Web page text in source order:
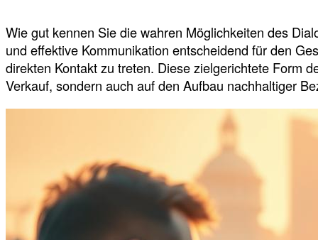
Wie gut kennen Sie die wahren Möglichkeiten des
und effektive Kommunikation entscheidend für den
direkten Kontakt zu treten. Diese zielgerichtete Form
Verkauf, sondern auch auf den Aufbau nachhaltiger